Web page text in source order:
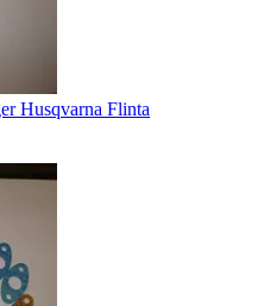
Husqvarna Flinta